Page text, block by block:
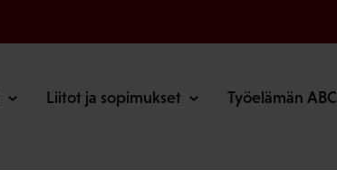
Liitot ja sopimukset Työelämän ABC